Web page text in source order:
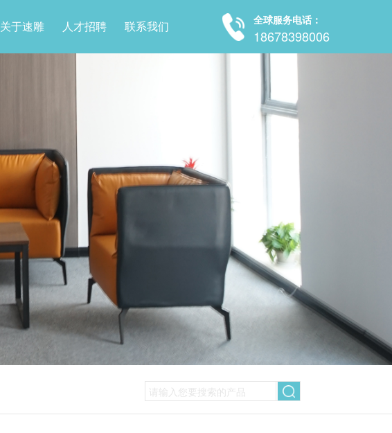
关于速雕 人才招聘 联系我们 全球服务电话：
18678398006